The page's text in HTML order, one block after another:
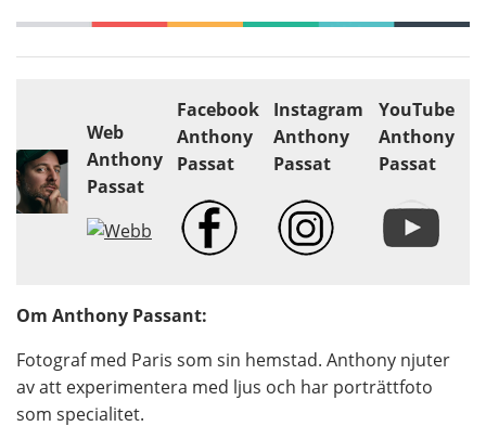
Web
Anthony
Passat
Facebook
Anthony
Passat
Instagram
Anthony
Passat
YouTube
Anthony
Passat
Om Anthony Passant:
Fotograf med Paris som sin hemstad. Anthony njuter
av att experimentera med ljus och har porträttfoto
som specialitet.